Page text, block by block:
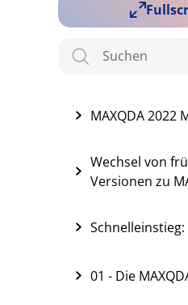
MAXQDA 2022
Wechsel von
Versionen zu
Schnelleinstieg:
01 - Die